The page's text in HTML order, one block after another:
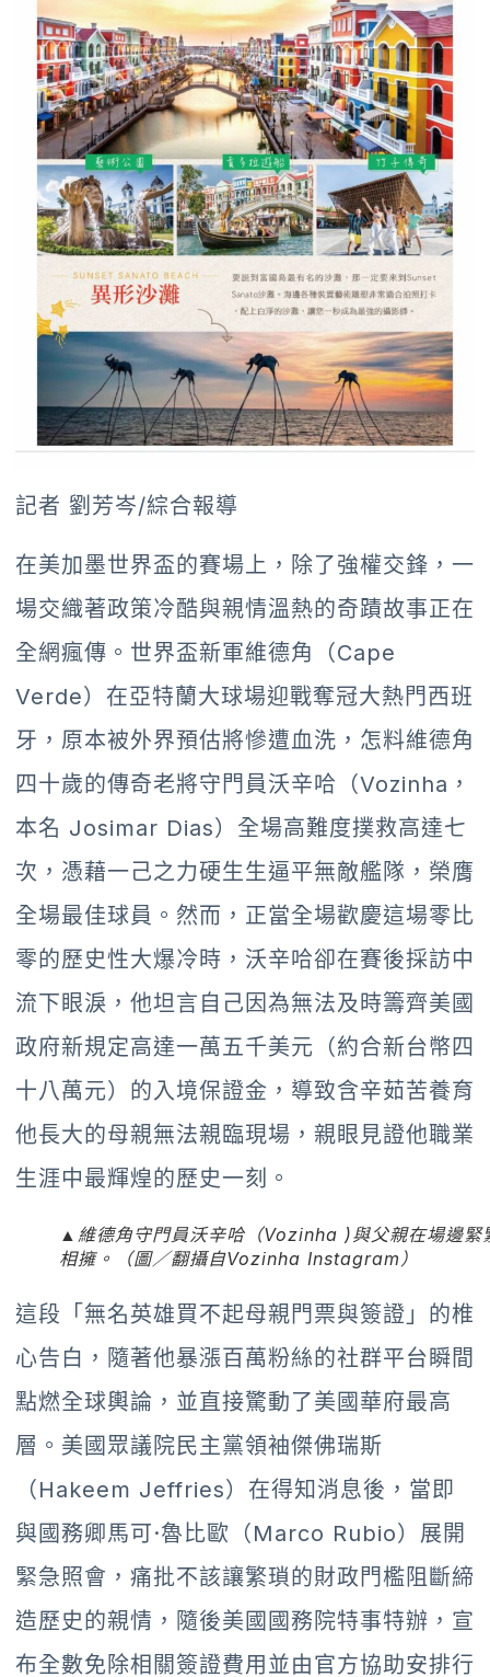
記者 劉芳岑/綜合報導
在美加墨世界盃的賽場上，除了強權交鋒，一
場交織著政策冷酷與親情溫熱的奇蹟故事正在
全網瘋傳。世界盃新軍維德角（Cape
Verde）在亞特蘭大球場迎戰奪冠大熱門西班
牙，原本被外界預估將慘遭血洗，怎料維德角
四十歲的傳奇老將守門員沃辛哈（Vozinha，
本名 Josimar Dias）全場高難度撲救高達七
次，憑藉一己之力硬生生逼平無敵艦隊，榮膺
全場最佳球員。然而，正當全場歡慶這場零比
零的歷史性大爆冷時，沃辛哈卻在賽後採訪中
流下眼淚，他坦言自己因為無法及時籌齊美國
政府新規定高達一萬五千美元（約合新台幣四
十八萬元）的入境保證金，導致含辛茹苦養育
他長大的母親無法親臨現場，親眼見證他職業
生涯中最輝煌的歷史一刻。
▲維德角守門員沃辛哈（Vozinha )與父親在場邊緊
相擁。（圖／翻攝自Vozinha Instagram）
這段「無名英雄買不起母親門票與簽證」的椎
心告白，隨著他暴漲百萬粉絲的社群平台瞬間
點燃全球輿論，並直接驚動了美國華府最高
層。美國眾議院民主黨領袖傑佛瑞斯
（Hakeem Jeffries）在得知消息後，當即
與國務卿馬可·魯比歐（Marco Rubio）展開
緊急照會，痛批不該讓繁瑣的財政門檻阻斷締
造歷史的親情，隨後美國國務院特事特辦，宣
布全數免除相關簽證費用並由官方協助安排行